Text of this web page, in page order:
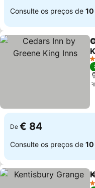
Consulte os preços de
3
De € 84
Consulte os preços de
4